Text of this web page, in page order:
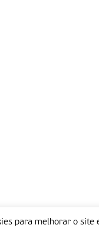
para melhorar o site